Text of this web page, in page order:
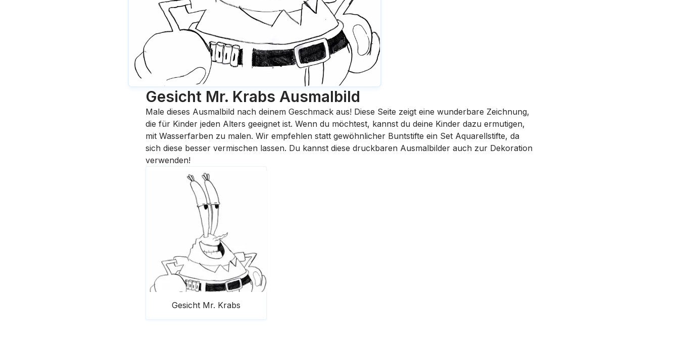
Gesicht Mr. Krabs Ausmalbild
Male dieses Ausmalbild nach deinem Geschmack aus! Diese Seite zeigt eine wunderbare Zeichnung,
die für Kinder jeden Alters geeignet ist. Wenn du möchtest, kannst du deine Kinder dazu ermutigen,
mit Wasserfarben zu malen. Wir empfehlen statt gewöhnlicher Buntstifte ein Set Aquarellstifte, da
sich diese besser vermischen lassen. Du kannst diese druckbaren Ausmalbilder auch zur Dekoration
verwenden!
Gesicht Mr. Krabs